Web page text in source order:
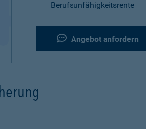
Berufsunfähigkeitsrente
Angebot anfordern